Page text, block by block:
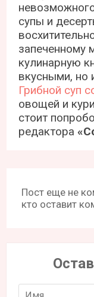
супы и
запеченному
кулинарную
вкусными, но
Грибной суп
овощей и
стоит
редактора
Пост еще не
кто оставит